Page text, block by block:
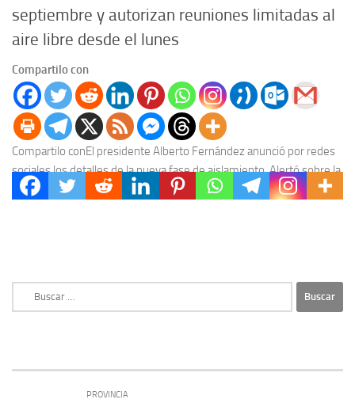
septiembre y autorizan reuniones limitadas al
aire libre desde el lunes
Compartilo con
Compartilo conEl presidente Alberto Fernández anunció por redes
sociales los detalles de la nueva fase de aislamiento. Alertó sobre la
expansión del coronavirus en todo...
PROVINCIA